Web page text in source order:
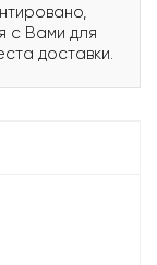
с Вами для
доставки.